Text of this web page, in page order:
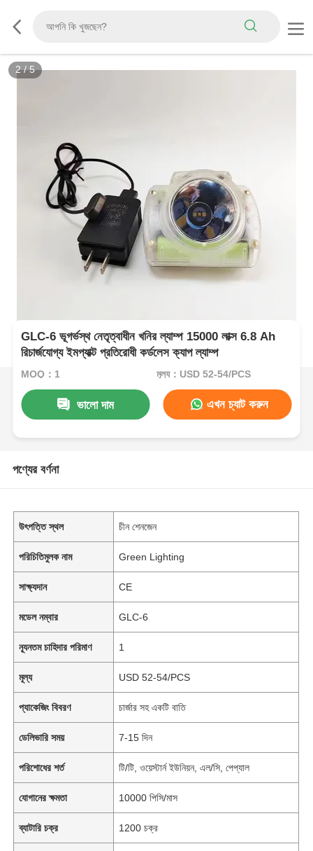
2/5
GLC-6 ভূগর্ভস্থ নেতৃত্বাধীন খনির ল্যাম্প 15000 লাক্স 6.8 Ah
রিচার্জযোগ্য ইমপ্যাক্ট প্রতিরোধী কর্ডলেস ক্যাপ ল্যাম্প
MOQ：1 মূল্য：USD 52-54/PCS
ভালো দাম এখন চ্যাট করুন
পণ্যের বর্ণনা
উৎপত্তি স্থল চীন শেনজেন
পরিচিতিমুলক নাম Green Lighting
সাক্ষ্যদান CE
মডেল নম্বার GLC-6
ন্যূনতম চাহিদার পরিমাণ 1
মূল্য USD 52-54/PCS
প্যাকেজিং বিবরণ চার্জার সহ একটি বাতি
ডেলিভারি সময় 7-15 দিন
পরিশোধের শর্ত টি/টি, ওয়েস্টার্ন ইউনিয়ন, এল/সি, পেপ্যাল
যোগানের ক্ষমতা 10000 পিসি/মাস
ব্যাটারি চক্র 1200 চক্র